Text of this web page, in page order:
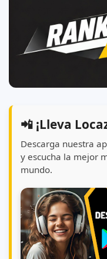
📲 ¡Lleva
Descarga nuestra
y escucha la mejor
mundo.